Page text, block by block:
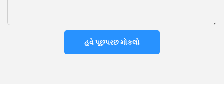
હવે પૂછપરછ મોકલો